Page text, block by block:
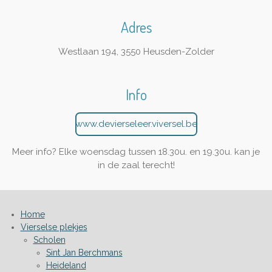
Adres
Westlaan 194, 3550 Heusden-Zolder
Info
www.devierseleer.viversel.be
Meer info? Elke woensdag tussen 18.30u. en 19.30u. kan je
in de zaal terecht!
Home
Vierselse plekjes
Scholen
Sint Jan Berchmans
Heideland